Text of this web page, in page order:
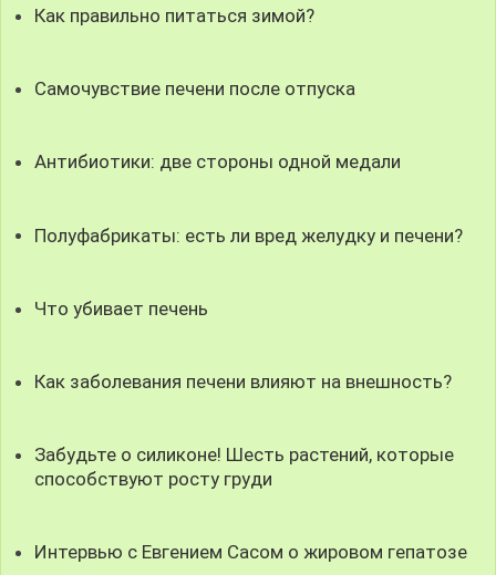
Как правильно питаться зимой?
Самочувствие печени после отпуска
Антибиотики: две стороны одной медали
Полуфабрикаты: есть ли вред желудку и печени?
Что убивает печень
Как заболевания печени влияют на внешность?
Забудьте о силиконе! Шесть растений, которые
способствуют росту груди
Интервью с Евгением Сасом о жировом гепатозе